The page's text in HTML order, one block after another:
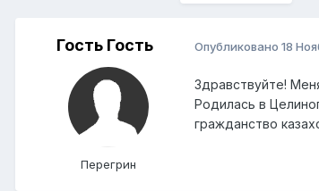
Гость Гость
Перегрин
Опубликовано 18
Здравствуйте!
Родилась в
гражданство